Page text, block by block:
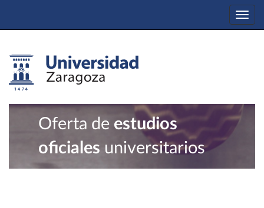
Oferta de estudios
oficiales universitarios